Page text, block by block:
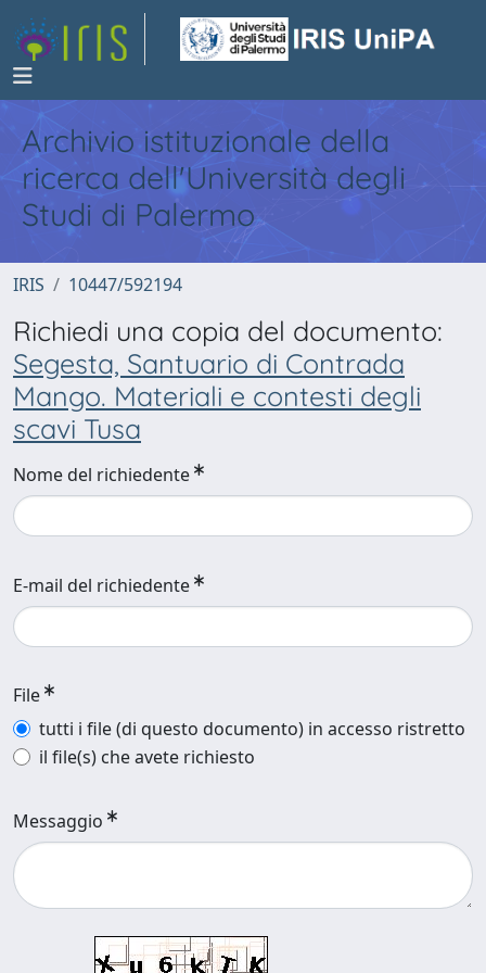
Archivio istituzionale della
ricerca dell'Università degli
Studi di Palermo
IRIS 10447/592194
Richiedi una copia del documento:
Segesta, Santuario di Contrada
Mango. Materiali e contesti degli
scavi Tusa
Nome del richiedente
E-mail del richiedente
File
tutti i file (di questo documento) in accesso ristretto
il file(s) che avete richiesto
Messaggio